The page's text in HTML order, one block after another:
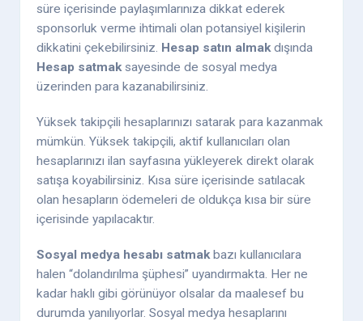
süre içerisinde paylaşımlarınıza dikkat ederek
sponsorluk verme ihtimali olan potansiyel kişilerin
dikkatini çekebilirsiniz. Hesap satın almakdışında
Hesap satmaksayesinde de sosyal medya
üzerinden para kazanabilirsiniz.
Yüksek takipçili hesaplarınızı satarak para kazanmak
mümkün. Yüksek takipçili, aktif kullanıcıları olan
hesaplarınızı ilan sayfasına yükleyerek direkt olarak
satışa koyabilirsiniz. Kısa süre içerisinde satılacak
olan hesapların ödemeleri de oldukça kısa bir süre
içerisinde yapılacaktır.
Sosyal medya hesabı satmakbazı kullanıcılara
halen “dolandırılma şüphesi” uyandırmakta. Her ne
kadar haklı gibi görünüyor olsalar da maalesef bu
durumda yanılıyorlar. Sosyal medya hesaplarını